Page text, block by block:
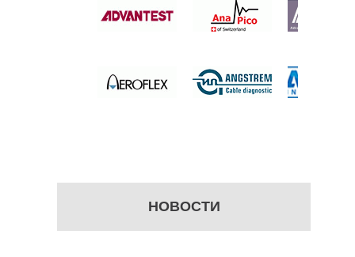
НОВОСТИ